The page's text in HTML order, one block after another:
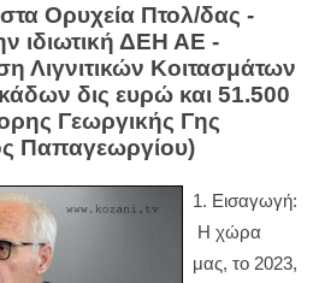
Ορυχεία Πτολ/δας -
ιδιωτική ΔΕΗ ΑΕ -
Λιγνιτικών Κοιτασμάτων
δις ευρώ και 51.500
Γεωργικής Γης
Παπαγεωργίου)
1. Εισαγωγή:
Η χώρα
μας, το 2023,